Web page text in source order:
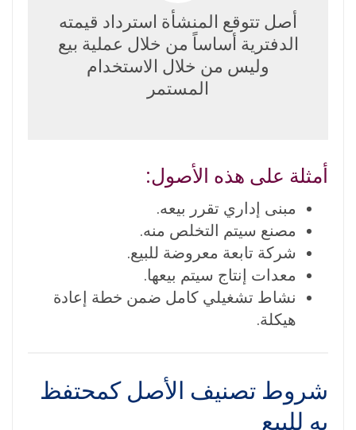
أصل تتوقع المنشأة استرداد قيمته
الدفترية أساساً من خلال عملية بيع
وليس من خلال الاستخدام
المستمر
أمثلة على هذه الأصول:
مبنى إداري تقرر بيعه.
مصنع سيتم التخلص منه.
شركة تابعة معروضة للبيع.
معدات إنتاج سيتم بيعها.
نشاط تشغيلي كامل ضمن خطة إعادة
هيكلة.
شروط تصنيف الأصل كمحتفظ
به للبيع